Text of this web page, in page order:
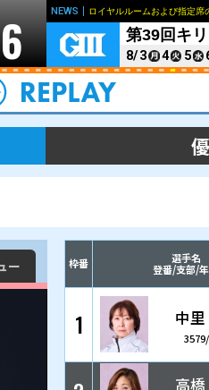
中
：00
8/7
取り扱いについて お問い合
プレイ
カップ